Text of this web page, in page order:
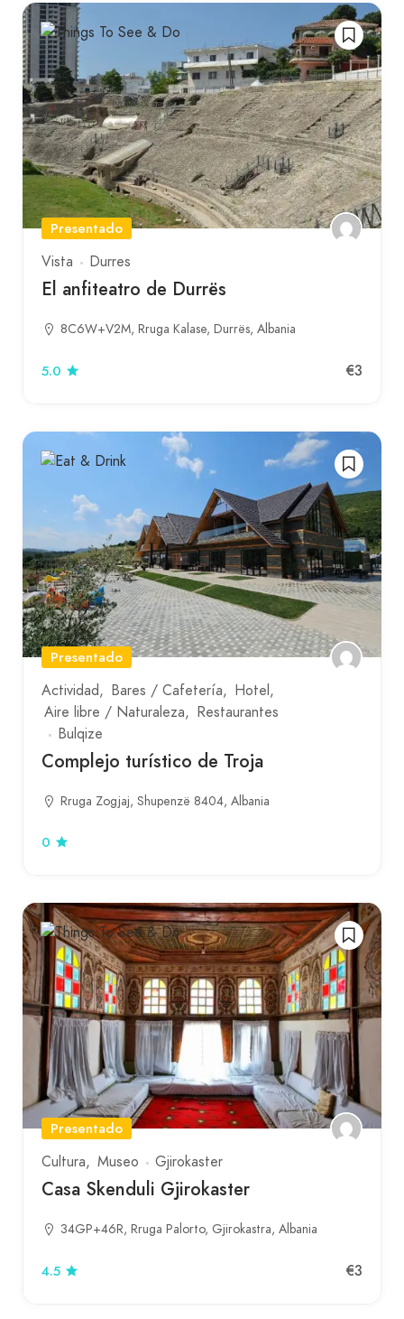
Presentado
Vista
Durres
El anfiteatro de Durrës
8C6W+V2M, Rruga Kalase, Durrës, Albania
5.0 €3
Presentado
Actividad
Bares / Cafetería
Hotel
Aire libre / Naturaleza
Restaurantes
Bulqize
Complejo turístico de Troja
Rruga Zogjaj, Shupenzë 8404, Albania
0
Presentado
Cultura
Museo Gjirokaster
Casa Skenduli Gjirokaster
34GP+46R, Rruga Palorto, Gjirokastra, Albania
4.5 €3